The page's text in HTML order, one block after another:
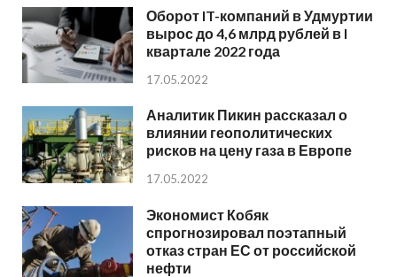
Оборот IT-компаний в Удмуртии
вырос до 4,6 млрд рублей в I
квартале 2022 года
17.05.2022
Аналитик Пикин рассказал о
влиянии геополитических
рисков на цену газа в Европе
17.05.2022
Экономист Кобяк
спрогнозировал поэтапный
отказ стран ЕС от российской
нефти